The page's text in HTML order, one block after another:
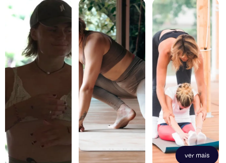
Descubra a ofertaSTRETCHING
Descubra a oferta
ver mais